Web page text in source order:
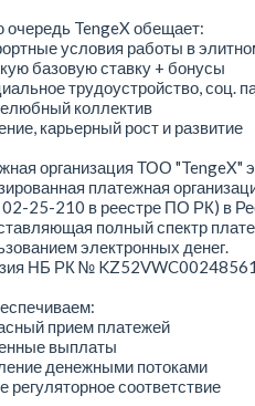
очередь TengeX обещает:
условия работы в
базовую ставку + бонусы
трудоустройство, соц.
коллектив
карьерный рост и развитие
организация ТОО "TengeX"
платежная
25-210 в реестре ПО РК) в
полный спектр
электронных денег.
НБ РК №
прием платежей
выплаты
денежными потоками
регуляторное соответствие